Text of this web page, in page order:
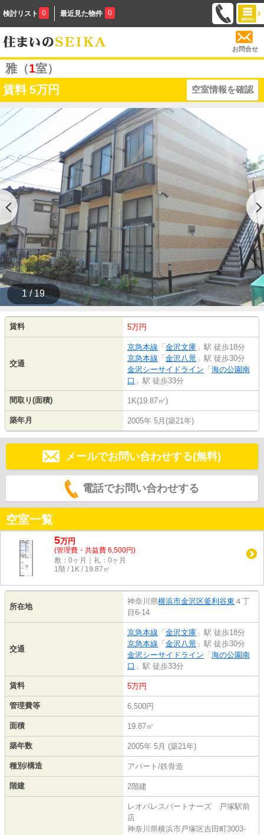
検討リスト 0 最近見た物件 0
お問合せ
雅（1室）
賃料 5万円 空室情報を確認
1 / 19
賃料 5万円
交通
京急本線 「 金沢文庫 」駅 徒歩18分
京急本線 「 金沢八景 」駅 徒歩30分
金沢シーサイドライン 「 海の公園南
口 」駅 徒歩33分
間取り(面積) 1K(19.87㎡)
築年月 2005年 5月(築21年)
メールでお問い合わせする(無料)
電話でお問い合わせする
空室一覧
5万円
(管理費・共益費 6,500円)
敷：0ヶ月｜礼：0ヶ月
1階 / 1K / 19.87㎡
所在地
神奈川県横浜市金沢区釜利谷東 ４丁
目6-14
交通
京急本線 「 金沢文庫 」駅 徒歩18分
京急本線 「 金沢八景 」駅 徒歩30分
金沢シーサイドライン 「 海の公園南
口 」駅 徒歩33分
賃料 5万円
管理費等 6,500円
面積 19.87㎡
築年数 2005年 5月 (築21年)
種別/構造 アパート/鉄骨造
階建 2階建
レオパレスパートナーズ 戸塚駅前
店
神奈川県横浜市戸塚区吉田町3003-